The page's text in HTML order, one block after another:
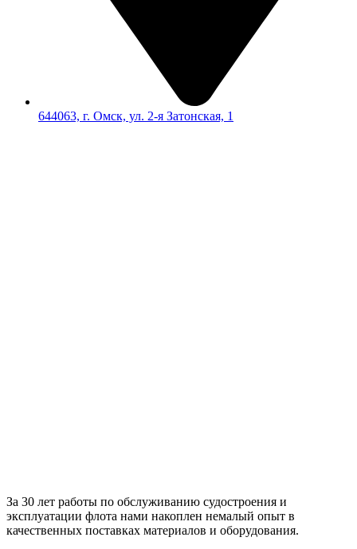
644063, г. Омск, ул. 2-я Затонская, 1
За 30 лет работы по обслуживанию судостроения и
эксплуатации флота нами накоплен немалый опыт в
качественных поставках материалов и оборудования.